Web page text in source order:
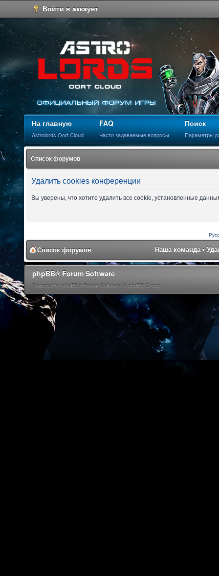
Войти в аккаунт
На главную
Astrolords Oort Cloud
FAQ
Часто задаваемые вопросы
Поиск
Параметры
Список форумов
Удалить cookies конференции
Вы уверены, что хотите удалить все cookie, установленные
Список форумов Наша команда•
phpBB® Forum Software
Powered by phpBB® Forum Software © phpBB Group